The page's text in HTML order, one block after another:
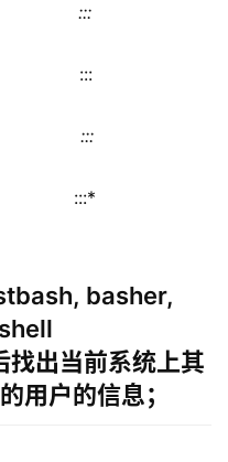
:::
:::
:::
:::*
basher,
出当前系统上其
用户的信息；